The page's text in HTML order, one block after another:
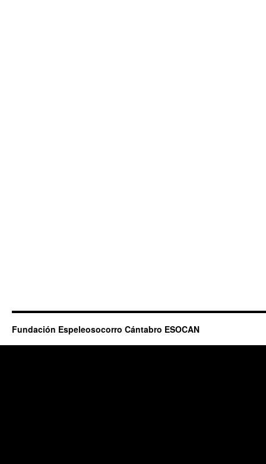
Fundación Espeleosocorro Cántabro ESOCAN